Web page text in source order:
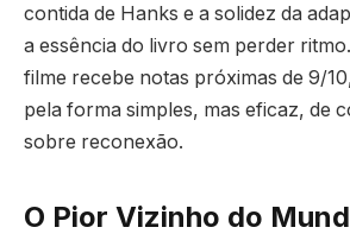
contida de Hanks e a solidez da
a essência do livro sem perder
filme recebe notas próximas de 9/
pela forma simples, mas eficaz, de
sobre reconexão.
O Pior Vizinho do